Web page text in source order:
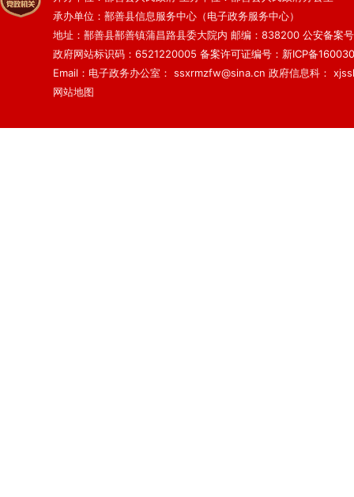
承办单位：鄯善县信息服务中心（电子政务服务中心）
地址：鄯善县鄯善镇蒲昌路县委大院内 邮编：838200 公安备案
政府网站标识码：6521220005 备案许可证编号：新ICP备
Email：电子政务办公室： ssxrmzfw@sina.cn 政府信息科：
网站地图